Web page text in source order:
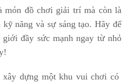
món đồ chơi giải trí mà còn là
năng và sự sáng tạo. Hãy để
giới đầy sức mạnh ngay từ nhỏ
xây dựng một khu vui chơi có